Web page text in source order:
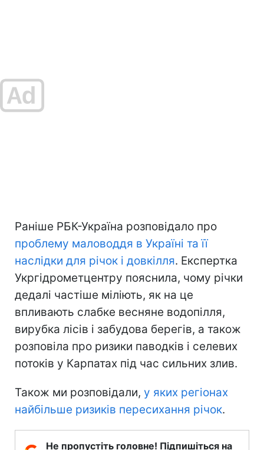
Раніше РБК-Україна розповідало про
проблему маловоддя в Україні та її
наслідки для річок і довкілля. Експертка
Укргідрометцентру пояснила, чому річки
дедалі частіше міліють, як на це
впливають слабке весняне водопілля,
вирубка лісів і забудова берегів, а також
розповіла про ризики паводків і селевих
потоків у Карпатах під час сильних злив.
Також ми розповідали, у яких регіонах
найбільше ризиків пересихання річок.
Не пропустіть головне! Підпишіться на